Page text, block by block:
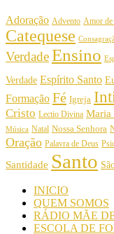
Adoração Advento Amor de
Catequese
VerdadeEnsino
Verdade Espírito Santo
Formação Fé Igreja
Cristo Lectio Divina Maria
Música Natal Nossa Senhora
Oração Palavra de Deus
Santidade Santo
INICIO
QUEM SOMOS
RÁDIO MÃE
ESCOLA DE